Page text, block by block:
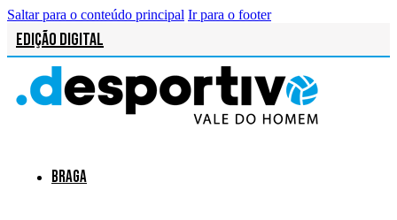
Saltar para o conteúdo principal Ir para o footer
Edição Digital
Braga